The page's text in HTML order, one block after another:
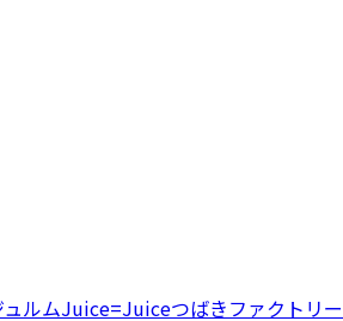
ルムJuice=Juiceつばきファクトリー